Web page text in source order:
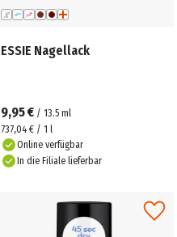
ESSIE Nagellack
9,95 € / 13.5 ml
737,04 € / 1 l
Online verfügbar
In die Filiale lieferbar